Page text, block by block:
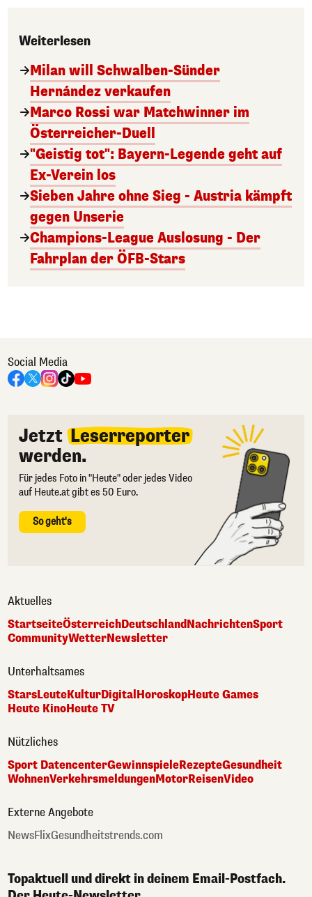
Weiterlesen
Milan will Schwalben-Sünder
Hernández verkaufen
Marco Rossi war Matchwinner im
Österreicher-Duell
"Geistig tot": Bayern-Legende geht auf
Ex-Verein los
Sieben Jahre ohne Sieg - Austria kämpft
gegen Unserie
Champions-League Auslosung - Der
Fahrplan der ÖFB-Stars
Social Media
Jetzt Leserreporter
werden.
Für jedes Foto in "Heute" oder jedes Video
auf Heute.at gibt es 50 Euro.
So geht's
Aktuelles
StartseiteÖsterreichDeutschlandNachrichtenSport
CommunityWetterNewsletter
Unterhaltsames
StarsLeuteKulturDigital HoroskopHeute Games
Heute KinoHeute TV
Nützliches
Sport DatencenterGewinnspieleRezepteGesundheit
WohnenVerkehrsmeldungenMotorReisenVideo
Externe Angebote
NewsFlixGesundheitstrends.com
Topaktuell und direkt in deinem Email-Postfach.